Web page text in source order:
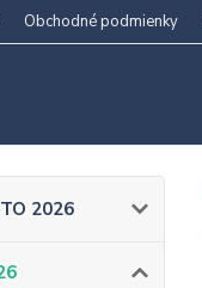
Obchodné podmienky
2026